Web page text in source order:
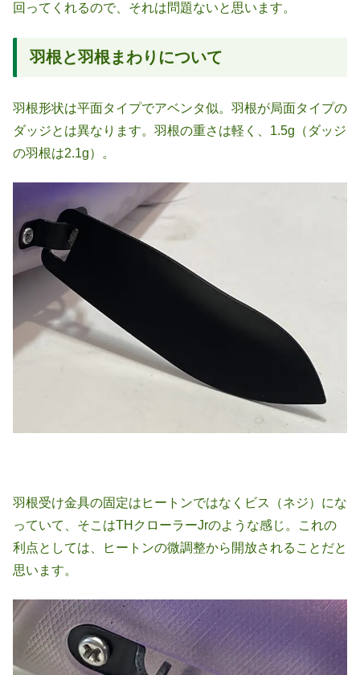
回ってくれるので、それは問題ないと思います。
羽根と羽根まわりについて
羽根形状は平面タイプでアベンタ似。羽根が局面タイプの
ダッジとは異なります。羽根の重さは軽く、1.5g（ダッジ
の羽根は2.1g）。
羽根受け金具の固定はヒートンではなくビス（ネジ）にな
っていて、そこはTHクローラーJrのような感じ。これの
利点としては、ヒートンの微調整から開放されることだと
思います。